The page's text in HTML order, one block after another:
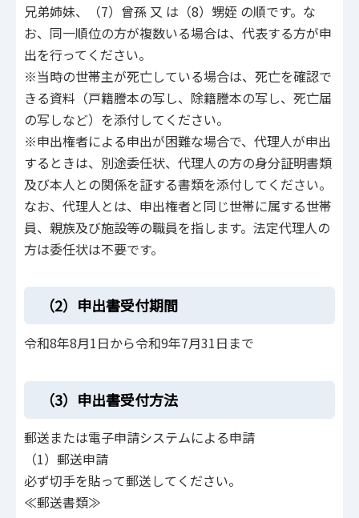
兄弟姉妹、（7）曾孫 又 は（8）甥姪 の順です。な
お、同一順位の方が複数いる場合は、代表する方が申
出を行ってください。
※当時の世帯主が死亡している場合は、死亡を確認で
きる資料（戸籍謄本の写し、除籍謄本の写し、死亡届
の写しなど）を添付してください。
※申出権者による申出が困難な場合で、代理人が申出
するときは、別途委任状、代理人の方の身分証明書類
及び本人との関係を証する書類を添付してください。
なお、代理人とは、申出権者と同じ世帯に属する世帯
員、親族及び施設等の職員を指します。法定代理人の
方は委任状は不要です。
（2）申出書受付期間
令和8年8月1日から令和9年7月31日まで
（3）申出書受付方法
郵送または電子申請システムによる申請
（1）郵送申請
必ず切手を貼って郵送してください。
≪郵送書類≫